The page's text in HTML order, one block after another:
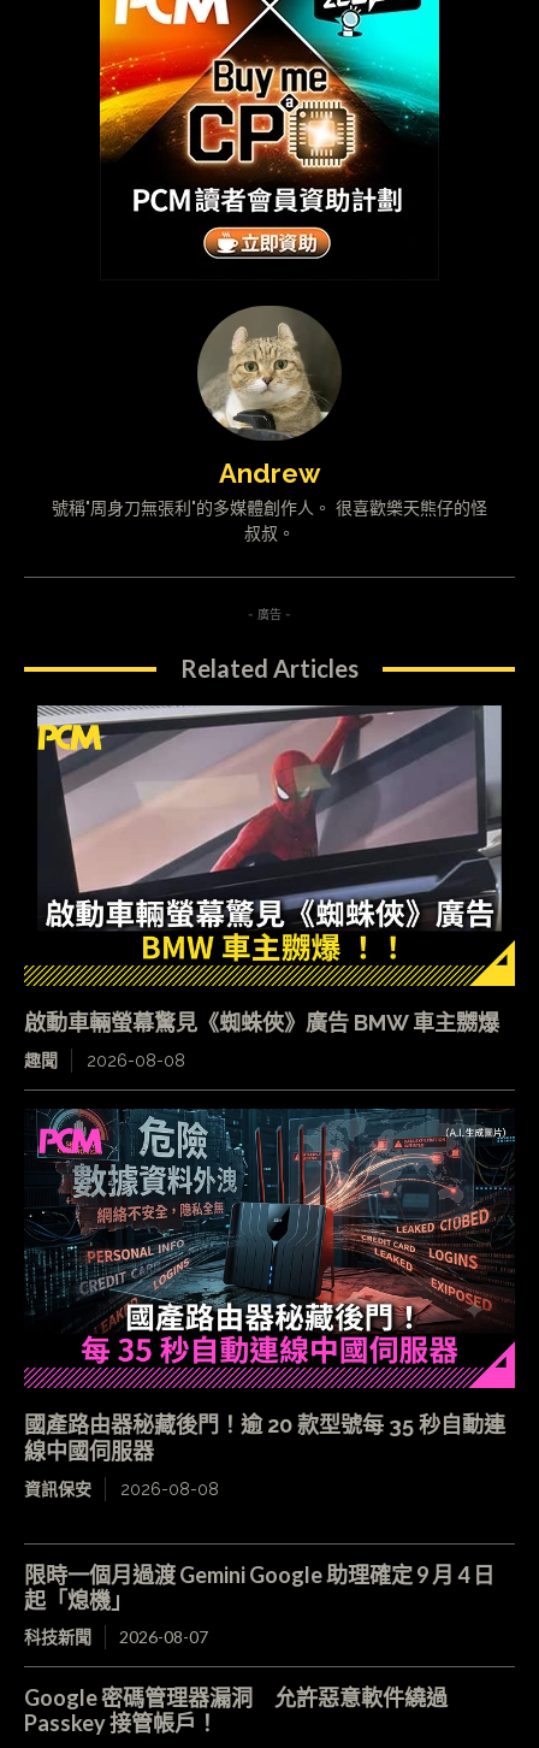
Andrew
號稱"周身刀無張利"的多媒體創作人。 很喜歡樂天熊仔的怪
叔叔。
- 廣告 -
Related Articles
啟動車輛螢幕驚見《蜘蛛俠》廣告 BMW 車主嬲爆
趣聞 2026-08-08
國產路由器秘藏後門！逾 20 款型號每 35 秒自動連
線中國伺服器
資訊保安 2026-08-08
限時一個月過渡 Gemini Google 助理確定 9 月 4 日
起「熄機」
科技新聞 2026-08-07
Google 密碼管理器漏洞 允許惡意軟件繞過
Passkey 接管帳戶！